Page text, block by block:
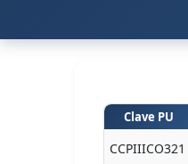
Clave PU
CCPIIICO321